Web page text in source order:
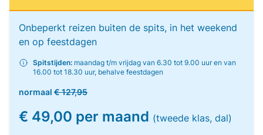
Onbeperkt reizen buiten de spits, in het weekend
en op feestdagen
Spitstijden: maandag t/m vrijdag van 6.30 tot 9.00 uur en van
16.00 tot 18.30 uur, behalve feestdagen
normaal € 127,95
€ 49,00 per maand (tweede klas, dal)